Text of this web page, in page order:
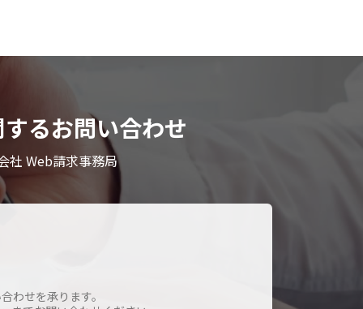
るお問い合わせ
社 Web請求事務局
わせを承ります。